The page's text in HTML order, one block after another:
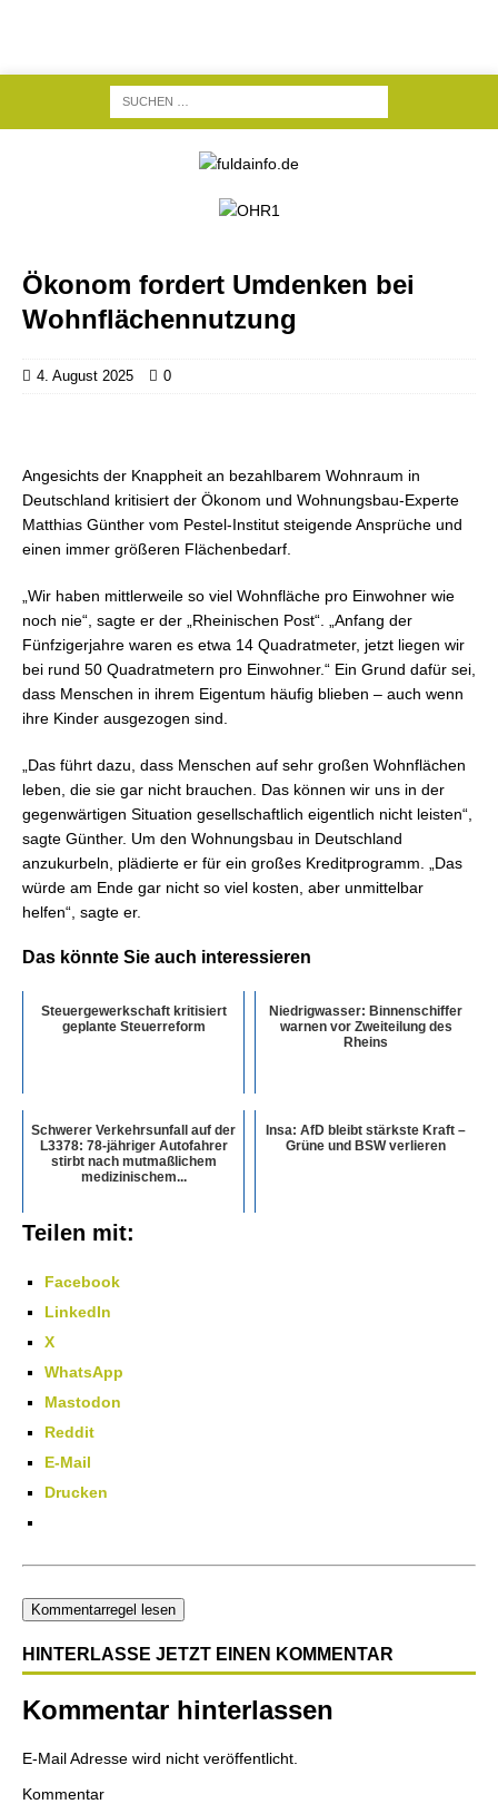
Ökonom fordert Umdenken bei
Wohnflächennutzung
4. August 2025 0
Angesichts der Knappheit an bezahlbarem Wohnraum in
Deutschland kritisiert der Ökonom und Wohnungsbau-Experte
Matthias Günther vom Pestel-Institut steigende Ansprüche und
einen immer größeren Flächenbedarf.
„Wir haben mittlerweile so viel Wohnfläche pro Einwohner wie
noch nie“, sagte er der „Rheinischen Post“. „Anfang der
Fünfzigerjahre waren es etwa 14 Quadratmeter, jetzt liegen wir
bei rund 50 Quadratmetern pro Einwohner.“ Ein Grund dafür sei,
dass Menschen in ihrem Eigentum häufig blieben – auch wenn
ihre Kinder ausgezogen sind.
„Das führt dazu, dass Menschen auf sehr großen Wohnflächen
leben, die sie gar nicht brauchen. Das können wir uns in der
gegenwärtigen Situation gesellschaftlich eigentlich nicht leisten“,
sagte Günther. Um den Wohnungsbau in Deutschland
anzukurbeln, plädierte er für ein großes Kreditprogramm. „Das
würde am Ende gar nicht so viel kosten, aber unmittelbar
helfen“, sagte er.
Das könnte Sie auch interessieren
Steuergewerkschaft kritisiert
geplante Steuerreform
Niedrigwasser: Binnenschiffer
warnen vor Zweiteilung des
Rheins
Schwerer Verkehrsunfall auf der
L3378: 78-jähriger Autofahrer
stirbt nach mutmaßlichem
medizinischem...
Insa: AfD bleibt stärkste Kraft –
Grüne und BSW verlieren
Teilen mit:
Facebook
LinkedIn
X
WhatsApp
Mastodon
Reddit
E-Mail
Drucken
Kommentarregel lesen
HINTERLASSE JETZT EINEN KOMMENTAR
Kommentar hinterlassen
E-Mail Adresse wird nicht veröffentlicht.
Kommentar